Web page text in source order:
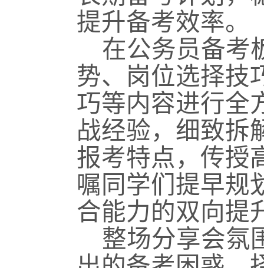
提升备考效率。
在公务员备考
势、岗位选择技
巧等内容进行全
战经验，细致拆
报考特点，传授
嘱同学们提早规
合能力的双向提
整场分享会氛